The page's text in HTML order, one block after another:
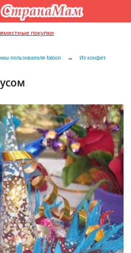
покупки
пользователя faloon → Из конфет